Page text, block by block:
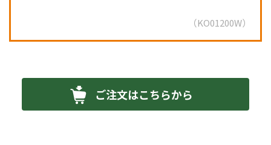
KO01200W
ご注文はこちらから